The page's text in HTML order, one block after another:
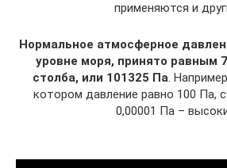
применяются и
Нормальное атмосферное
уровне моря, принято равным
столба, или 101325 Па.
котором давление равно 100 Па,
0,00001 Па –